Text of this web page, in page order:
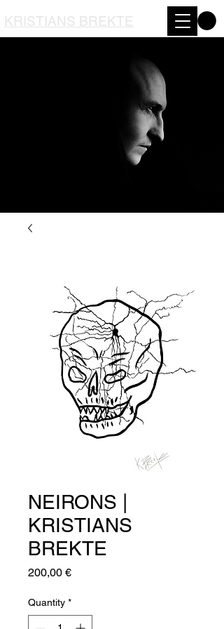
KRISTIANS BREKTE
NEIRONS |
KRISTIANS
BREKTE
200,00 €Price
Quantity *